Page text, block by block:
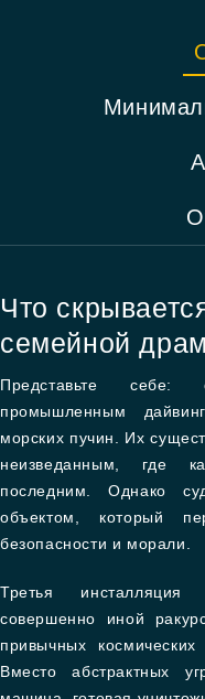
Что
семейной
Представьте себе:
промышленным
морских пучин. Их
неизведанным, где
последним. Однако
объектом, который
безопасности и морали.
Третья
совершенно иной
привычных
Вместо абстрактных